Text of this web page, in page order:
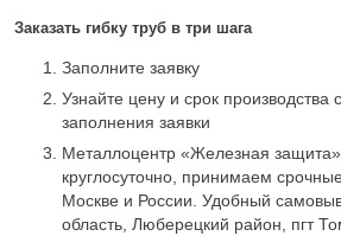
Заказать гибку труб в три шага
Заполните заявку
Узнайте цену и срок производства
заполнения заявки
Металлоцентр «Железная
круглосуточно, принимаем
Москве и России. Удобный
область, Люберецкий район, пгт